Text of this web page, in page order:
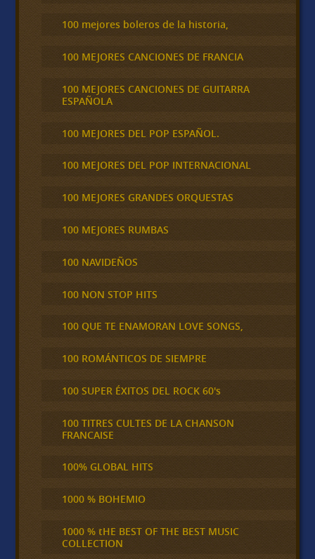
100 mejores boleros de la historia,
100 MEJORES CANCIONES DE FRANCIA
100 MEJORES CANCIONES DE GUITARRA
ESPAÑOLA
100 MEJORES DEL POP ESPAÑOL.
100 MEJORES DEL POP INTERNACIONAL
100 MEJORES GRANDES ORQUESTAS
100 MEJORES RUMBAS
100 NAVIDEÑOS
100 NON STOP HITS
100 QUE TE ENAMORAN LOVE SONGS,
100 ROMÁNTICOS DE SIEMPRE
100 SUPER ÉXITOS DEL ROCK 60's
100 TITRES CULTES DE LA CHANSON
FRANCAISE
100% GLOBAL HITS
1000 % BOHEMIO
1000 % tHE BEST OF THE BEST MUSIC
COLLECTION